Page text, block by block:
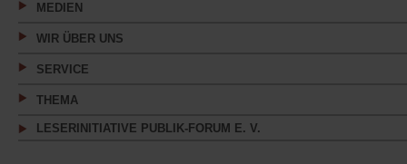
MEDIEN
WIR ÜBER UNS
SERVICE
THEMA
LESERINITIATIVE PUBLIK-FORUM E. V.